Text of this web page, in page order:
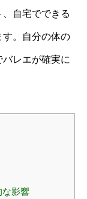
自宅でできる
。自分の体の
レエが確実に
な影響